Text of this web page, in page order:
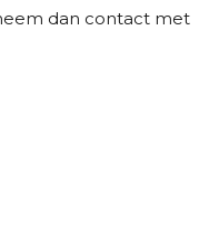
dan contact met